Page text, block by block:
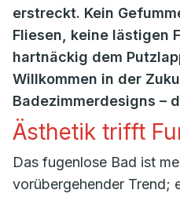
erstreckt. Kein
Fliesen, keine lästigen
hartnäckig dem
Willkommen in der
Badezimmerdesigns –
Ästhetik trifft
Das fugenlose Bad ist
vorübergehender Trend;